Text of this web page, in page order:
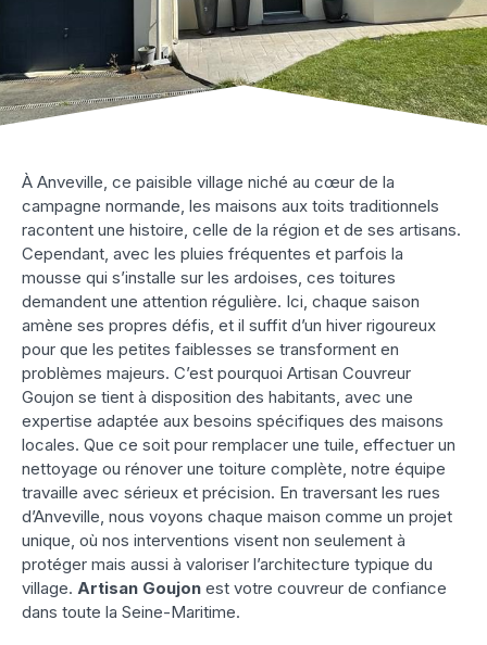
À Anveville, ce paisible village niché au cœur de la
campagne normande, les maisons aux toits traditionnels
racontent une histoire, celle de la région et de ses artisans.
Cependant, avec les pluies fréquentes et parfois la
mousse qui s’installe sur les ardoises, ces toitures
demandent une attention régulière. Ici, chaque saison
amène ses propres défis, et il suffit d’un hiver rigoureux
pour que les petites faiblesses se transforment en
problèmes majeurs. C’est pourquoi Artisan Couvreur
Goujon se tient à disposition des habitants, avec une
expertise adaptée aux besoins spécifiques des maisons
locales. Que ce soit pour remplacer une tuile, effectuer un
nettoyage ou rénover une toiture complète, notre équipe
travaille avec sérieux et précision. En traversant les rues
d’Anveville, nous voyons chaque maison comme un projet
unique, où nos interventions visent non seulement à
protéger mais aussi à valoriser l’architecture typique du
village. Artisan Goujon est votre couvreur de confiance
dans toute la Seine-Maritime.